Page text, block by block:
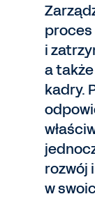
proces
i
a
kadry.
rozwój
w